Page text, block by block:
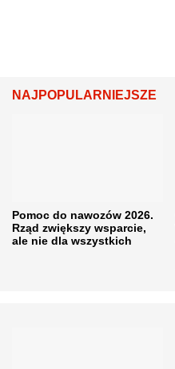
NAJPOPULARNIEJSZE
Pomoc do nawozów 2026.
Rząd zwiększy wsparcie,
ale nie dla wszystkich